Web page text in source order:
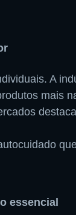
A
mais
essencial